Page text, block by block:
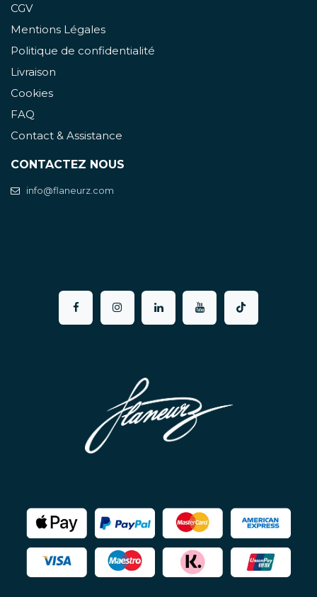
CGV
Mentions Légales
Politique de confidentialité
Livraison
Cookies
FAQ
Contact & Assistance
CONTACTEZ NOUS
info@flaneurz.com